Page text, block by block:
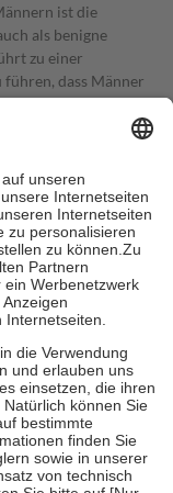
ist die
als benigne
zu einer
führen, dass Männer
zu entleeren (auch
sie anfälliger
Krankheit oder
beeinträchtigen
Rückenmarks oder
dazu beitragen.
auslösen
von hohem
Männern?
hängt von der
Fällen kann eine
die Reduzierung